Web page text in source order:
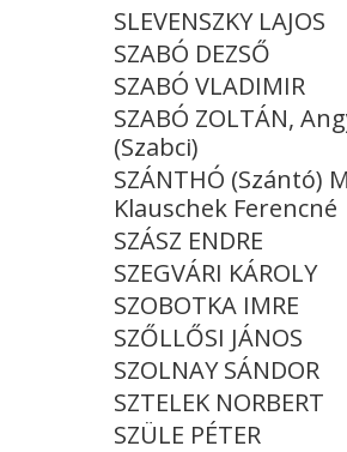
SLEVENSZKY LAJOS
SZABÓ DEZSŐ
SZABÓ VLADIMIR
SZABÓ ZOLTÁN,
(Szabci)
SZÁNTHÓ (Szántó)
Klauschek Ferencné
SZÁSZ ENDRE
SZEGVÁRI KÁROLY
SZOBOTKA IMRE
SZŐLLŐSI JÁNOS
SZOLNAY SÁNDOR
SZTELEK NORBERT
SZÜLE PÉTER